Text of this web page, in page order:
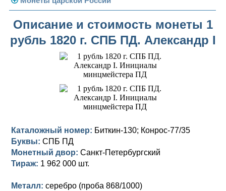
Монеты 1958 года
Золотые червонцы
Памятные и юбилейные
Николай II (1894-1917)
Золото
Германская оккупация
Памятные и донативные
Александр III (1881-1894)
Памятные и донативные
Александр II (1855-1881)
Для Финляндии
Памятные и донативные
Николай I (1825-1855)
Медь
Для Грузии
Русско-Польские
Александр I (1801-1825)
Серебро
Медь
Для Грузии
Золото
Серебро
Медь
Екатерина II (1762-1796)
Золото
Серебро
Петр III (1762)
Елизавета I (1741-1762)
Описание и стоимость монеты 1
рубль 1820 г. СПБ ПД. Александр I
Каталожный номер: Биткин-130; Конрос-77/35
Буквы: СПБ ПД
Монетный двор: Санкт-Петербургский
Тираж: 1 962 000 шт.
Металл: серебро (проба 868/1000)